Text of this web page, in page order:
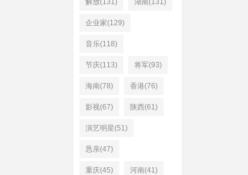
解放(131) 湖南(131)
企业家(129)
音乐(118)
节庆(113) 将军(93)
海南(78) 香港(76)
影视(67) 陕西(61)
演艺明星(51)
恳亲(47)
重庆(45) 河南(41)